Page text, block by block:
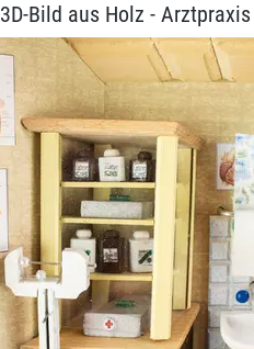
3D-Bild aus Holz - Arztpraxis